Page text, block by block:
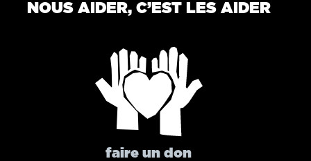
NOUS AIDER, C’EST LES AIDER
faire un don